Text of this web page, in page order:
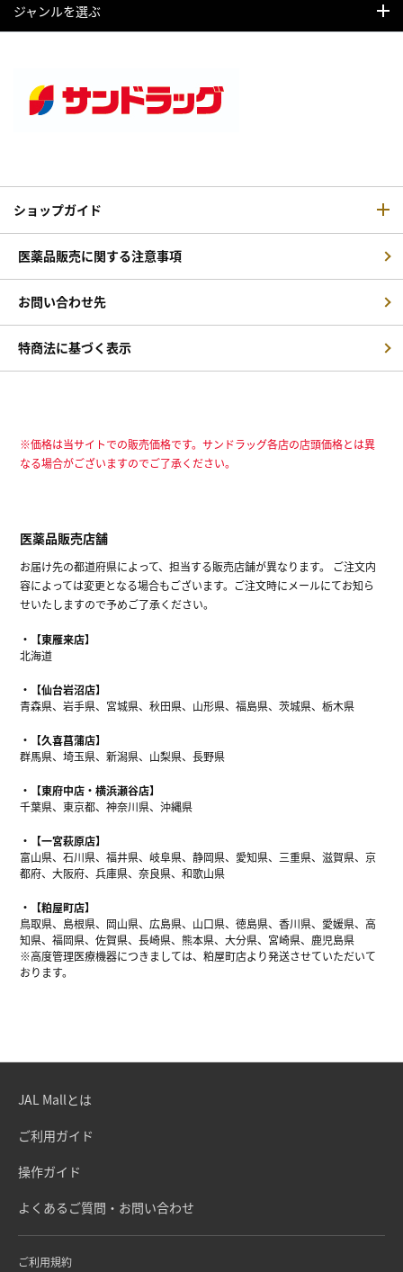
ジャンルを選ぶ
ショップガイド
医薬品販売に関する注意事項
お問い合わせ先
特商法に基づく表示
※価格は当サイトでの販売価格です。サンドラッグ各店の店頭価格とは異
なる場合がございますのでご了承ください。
医薬品販売店舗
お届け先の都道府県によって、担当する販売店舗が異なります。 ご注文内
容によっては変更となる場合もございます。ご注文時にメールにてお知ら
せいたしますので予めご了承ください。
【東雁来店】
北海道
【仙台岩沼店】
青森県、岩手県、宮城県、秋田県、山形県、福島県、茨城県、栃木県
【久喜菖蒲店】
群馬県、埼玉県、新潟県、山梨県、長野県
【東府中店・横浜瀬谷店】
千葉県、東京都、神奈川県、沖縄県
【一宮萩原店】
富山県、石川県、福井県、岐阜県、静岡県、愛知県、三重県、滋賀県、京
都府、大阪府、兵庫県、奈良県、和歌山県
【粕屋町店】
鳥取県、島根県、岡山県、広島県、山口県、徳島県、香川県、愛媛県、高
知県、福岡県、佐賀県、長崎県、熊本県、大分県、宮崎県、鹿児島県
※高度管理医療機器につきましては、粕屋町店より発送させていただいて
おります。
JAL Mallとは
ご利用ガイド
操作ガイド
よくあるご質問・お問い合わせ
ご利用規約